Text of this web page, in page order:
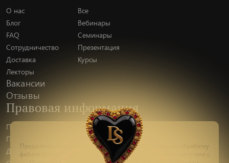
О нас
Блог
FAQ
Сотрудничество
Доставка
Лекторы
Вакансии
Отзывы
Все
Вебинары
Семинары
Презентация
Курсы
Правовая информация
Политика конфиденциальности
Публичная оферта
Доставка и оплата
Продолжая использовать наш сайт, вы соглашаетесь на обработку
файлов Сookie и других пользовательских данных, в соответствии с